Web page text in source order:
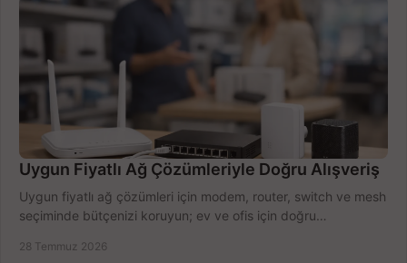
Uygun Fiyatlı Ağ Çözümleriyle Doğru Alışveriş
Uygun fiyatlı ağ çözümleri için modem, router, switch ve mesh
seçiminde bütçenizi koruyun; ev ve ofis için doğru
28 Temmuz 2026